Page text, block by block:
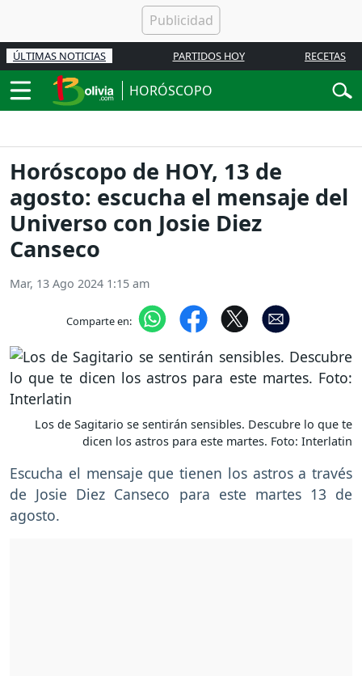
ÚLTIMAS NOTICIAS PARTIDOS HOY RECETAS
HORÓSCOPO
Horóscopo de HOY, 13 de
agosto: escucha el mensaje del
Universo con Josie Diez
Canseco
Mar, 13 Ago 2024 1:15 am
Comparte en:
Los de Sagitario se sentirán sensibles. Descubre lo que te
dicen los astros para este martes. Foto: Interlatin
Escucha el mensaje que tienen los astros a través
de Josie Diez Canseco para este martes 13 de
agosto.